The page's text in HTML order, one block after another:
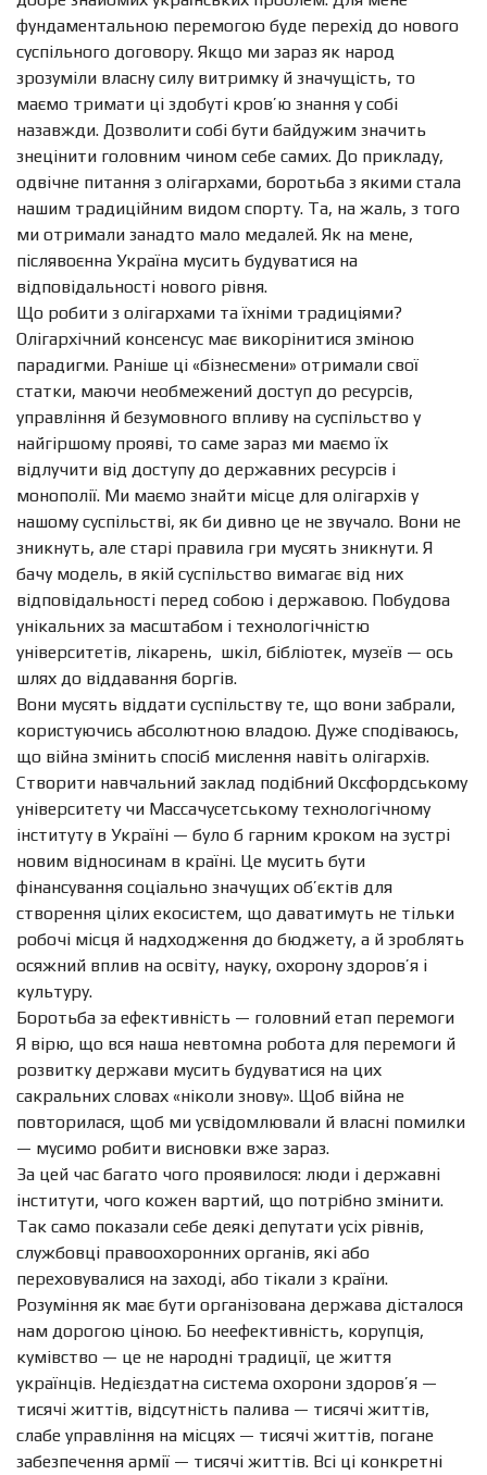
фундаментальною перемогою буде перехід до нового
суспільного договору. Якщо ми зараз як народ
зрозуміли власну силу витримку й значущість, то
маємо тримати ці здобуті кров’ю знання у собі
назавжди. Дозволити собі бути байдужим значить
знецінити головним чином себе самих. До прикладу,
одвічне питання з олігархами, боротьба з якими стала
нашим традиційним видом спорту. Та, на жаль, з того
ми отримали занадто мало медалей. Як на мене,
післявоєнна Україна мусить будуватися на
відповідальності нового рівня.
Що робити з олігархами та їхніми традиціями?
Олігархічний консенсус має викорінитися зміною
парадигми. Раніше ці «бізнесмени» отримали свої
статки, маючи необмежений доступ до ресурсів,
управління й безумовного впливу на суспільство у
найгіршому прояві, то саме зараз ми маємо їх
відлучити від доступу до державних ресурсів і
монополії. Ми маємо знайти місце для олігархів у
нашому суспільстві, як би дивно це не звучало. Вони не
зникнуть, але старі правила гри мусять зникнути. Я
бачу модель, в якій суспільство вимагає від них
відповідальності перед собою і державою. Побудова
унікальних за масштабом і технологічністю
університетів, лікарень, шкіл, бібліотек, музеїв — ось
шлях до віддавання боргів.
Вони мусять віддати суспільству те, що вони забрали,
користуючись абсолютною владою. Дуже сподіваюсь,
що війна змінить спосіб мислення навіть олігархів.
Створити навчальний заклад подібний Оксфордському
університету чи Массачусетському технологічному
інституту в Україні — було б гарним кроком на зустрі
новим відносинам в країні. Це мусить бути
фінансування соціально значущих об’єктів для
створення цілих екосистем, що даватимуть не тільки
робочі місця й надходження до бюджету, а й зроблять
осяжний вплив на освіту, науку, охорону здоров’я і
культуру.
Боротьба за ефективність — головний етап перемоги
Я вірю, що вся наша невтомна робота для перемоги й
розвитку держави мусить будуватися на цих
сакральних словах «ніколи знову». Щоб війна не
повторилася, щоб ми усвідомлювали й власні помилки
— мусимо робити висновки вже зараз.
За цей час багато чого проявилося: люди і державні
інститути, чого кожен вартий, що потрібно змінити.
Так само показали себе деякі депутати усіх рівнів,
службовці правоохоронних органів, які або
переховувалися на заході, або тікали з країни.
Розуміння як має бути організована держава дісталося
нам дорогою ціною. Бо неефективність, корупція,
кумівство — це не народні традиції, це життя
українців. Недієздатна система охорони здоров’я —
тисячі життів, відсутність палива — тисячі життів,
слабе управління на місцях — тисячі життів, погане
забезпечення армії — тисячі життів. Всі ці конкретні